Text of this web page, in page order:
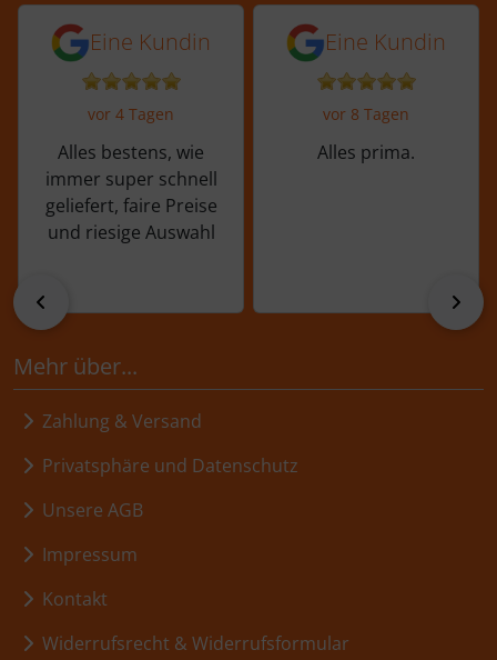
5 von 5 Sternen von einer Kundin vor
Eine Kundin
vor 4 Tagen
Alles bestens, wie
immer super schnell
geliefert, faire Preise
und riesige Auswahl
5 von 5 Sternen
Eine Kundin
vor 8 Tagen
Alles prima.
vor
Mehr über...
Zahlung & Versand
Privatsphäre und Datenschutz
Unsere AGB
Impressum
Kontakt
Widerrufsrecht & Widerrufsformular